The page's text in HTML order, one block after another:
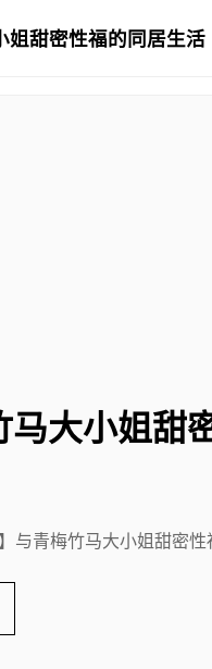
姐甜密性福的同居生活
马大小姐甜
与青梅竹马大小姐甜密性